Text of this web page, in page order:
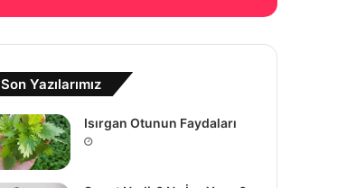
Son Yazılarımız
Isırgan Otunun Faydaları